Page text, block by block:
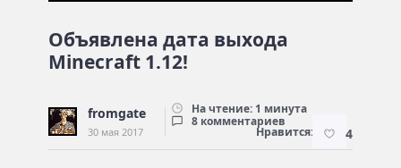
Объявлена дата выхода
Minecraft 1.12!
fromgate
30 мая 2017
На чтение: 1 минута
8 комментариев
Нравится: 4